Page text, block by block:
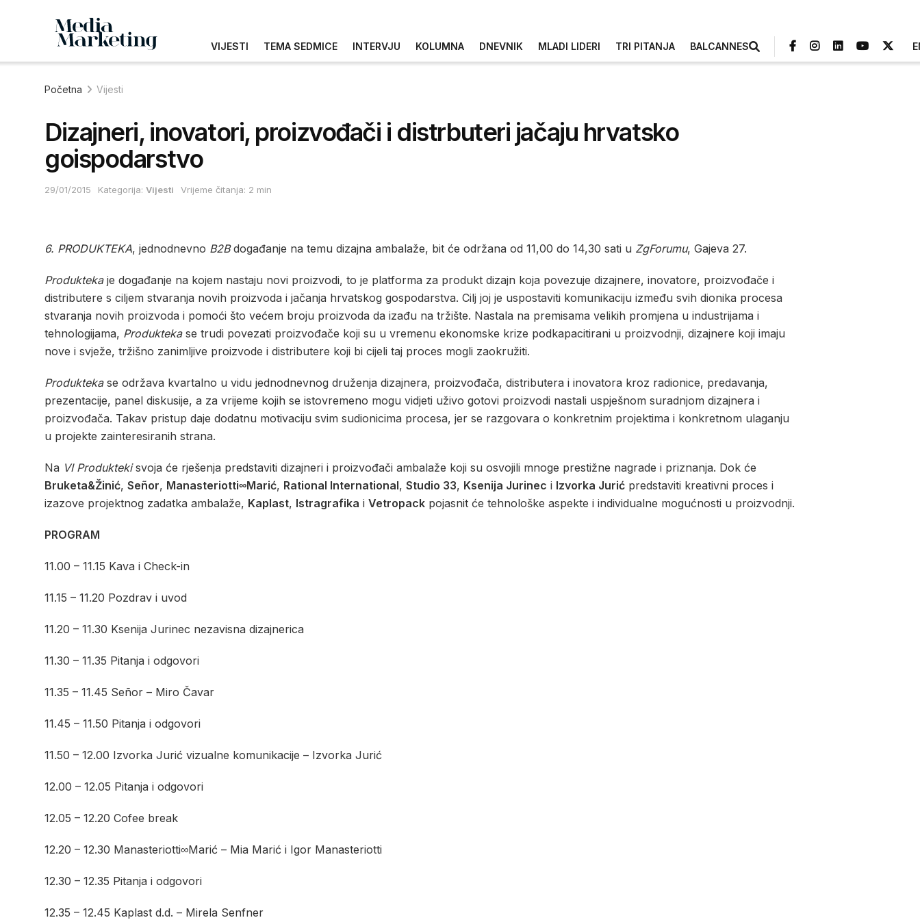
VIJESTI TEMA SEDMICE INTERVJU KOLUMNA DNEVNIK MLADI LIDERI TRI PITANJA BALCANNES
Početna Vijesti
Dizajneri, inovatori, proizvođači i distrbuteri jačaju hrvatsko
goispodarstvo
29/01/2015 Kategorija: Vijesti Vrijeme čitanja: 2 min
6. PRODUKTEKA, jednodnevno B2Bdogađanje na temu dizajna ambalaže, bit će održana od 11,00 do 14,30 sati u ZgForumu, Gajeva 27.
Produktekaje događanje na kojem nastaju novi proizvodi, to je platforma za produkt dizajn koja povezuje dizajnere, inovatore, proizvođače i
distributere s ciljem stvaranja novih proizvoda i jačanja hrvatskog gospodarstva. Cilj joj je uspostaviti komunikaciju između svih dionika procesa
stvaranja novih proizvoda i pomoći što većem broju proizvoda da izađu na tržište. Nastala na premisama velikih promjena u industrijama i
tehnologijama, Produktekase trudi povezati proizvođače koji su u vremenu ekonomske krize podkapacitirani u proizvodnji, dizajnere koji imaju
nove i svježe, tržišno zanimljive proizvode i distributere koji bi cijeli taj proces mogli zaokružiti.
Produktekase održava kvartalno u vidu jednodnevnog druženja dizajnera, proizvođača, distributera i inovatora kroz radionice, predavanja,
prezentacije, panel diskusije, a za vrijeme kojih se istovremeno mogu vidjeti uživo gotovi proizvodi nastali uspješnom suradnjom dizajnera i
proizvođača. Takav pristup daje dodatnu motivaciju svim sudionicima procesa, jer se razgovara o konkretnim projektima i konkretnom ulaganju
u projekte zainteresiranih strana.
Na VI Produktekisvoja će rješenja predstaviti dizajneri i proizvođači ambalaže koji su osvojili mnoge prestižne nagrade i priznanja. Dok će
Bruketa&Žinić, Señor, Manasteriotti∞Marić, Rational International, Studio 33, Ksenija Jurinec i Izvorka Jurić predstaviti kreativni proces i
izazove projektnog zadatka ambalaže, Kaplast, Istragrafika i Vetropack pojasnit će tehnološke aspekte i individualne mogućnosti u proizvodnji.
PROGRAM
11.00 – 11.15 Kava i Check-in
11.15 – 11.20 Pozdrav i uvod
11.20 – 11.30 Ksenija Jurinec nezavisna dizajnerica
11.30 – 11.35 Pitanja i odgovori
11.35 – 11.45 Señor – Miro Čavar
11.45 – 11.50 Pitanja i odgovori
11.50 – 12.00 Izvorka Jurić vizualne komunikacije – Izvorka Jurić
12.00 – 12.05 Pitanja i odgovori
12.05 – 12.20 Cofee break
12.20 – 12.30 Manasteriotti∞Marić – Mia Marić i Igor Manasteriotti
12.30 – 12.35 Pitanja i odgovori
12.35 – 12.45 Kaplast d.d. – Mirela Senfner